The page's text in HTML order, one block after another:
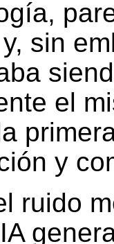
sin
el
y
ruido